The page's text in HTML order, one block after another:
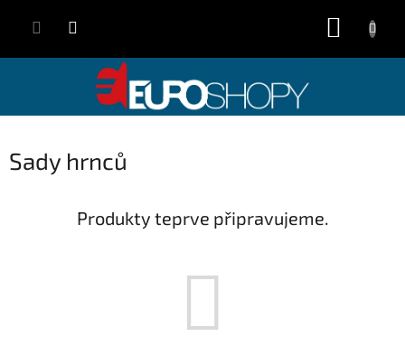
Sady hrnců
Produkty teprve připravujeme.